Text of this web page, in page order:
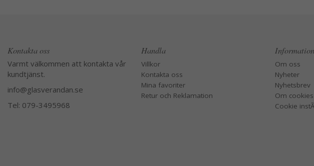
Kontakta oss
Varmt välkommen att kontakta vår
kundtjänst.
info@glasverandan.se
Tel: 079-3495968
Handla
Villkor
Kontakta oss
Mina favoriter
Retur och Reklamation
Information
Om oss
Nyheter
Nyhetsbrev
Om cookies
Cookie